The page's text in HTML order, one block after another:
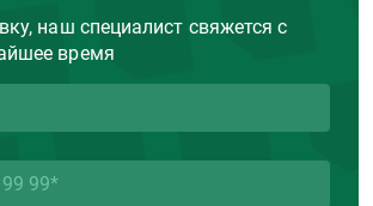
наш специалист свяжется с
время